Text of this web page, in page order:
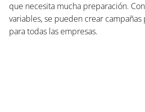
que necesita mucha preparación.
variables, se pueden crear campañas
para todas las empresas.